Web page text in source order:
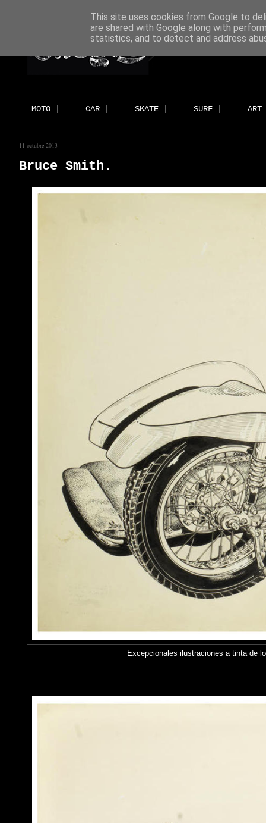
MOTO | CAR | SKATE | SURF |
11 octubre 2013
Bruce Smith.
Excepcionales ilustraciones a tinta de
This site uses cookies from Google to
are shared with Google along with
statistics, and to detect and address